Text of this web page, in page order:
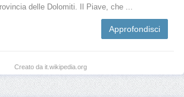
delle Dolomiti. Il Piave, che ...
Approfondisci
Creato da it.wikipedia.org